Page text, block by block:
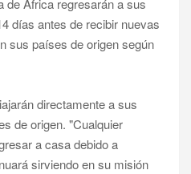
de África regresarán a sus
días antes de recibir nuevas
sus países de origen según
directamente a sus
de origen. "Cualquier
a casa debido a
sirviendo en su misión